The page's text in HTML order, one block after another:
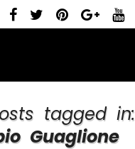
tagged in:
Guaglione